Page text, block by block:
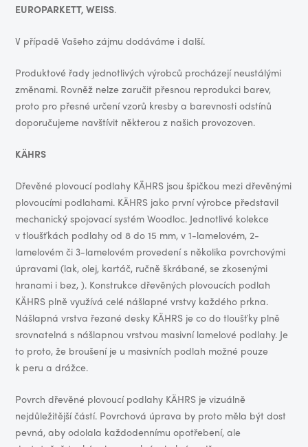
EUROPARKETT, WEISS.
V případě Vašeho zájmu dodáváme i další.
Produktové řady jednotlivých výrobců procházejí neustálými
změnami. Rovněž nelze zaručit přesnou reprodukci barev,
proto pro přesné určení vzorů kresby a barevnosti odstínů
doporučujeme navštívit některou z našich provozoven.
KÄHRS
Dřevěné plovoucí podlahy KÄHRS jsou špičkou mezi dřevěnými
plovoucími podlahami. KÄHRS jako první výrobce představil
mechanický spojovací systém Woodloc. Jednotlivé kolekce
v tloušťkách podlahy od 8 do 15 mm, v 1-lamelovém, 2-
lamelovém či 3-lamelovém provedení s několika povrchovými
úpravami (lak, olej, kartáč, ručně škrábané, se zkosenými
hranami i bez, ). Konstrukce dřevěných plovoucích podlah
KÄHRS plně využívá celé nášlapné vrstvy každého prkna.
Nášlapná vrstva řezané desky KÄHRS je co do tloušťky plně
srovnatelná s nášlapnou vrstvou masivní lamelové podlahy. Je
to proto, že broušení je u masivních podlah možné pouze
k peru a drážce.
Povrch dřevěné plovoucí podlahy KÄHRS je vizuálně
nejdůležitější částí. Povrchová úprava by proto měla být dost
pevná, aby odolala každodennímu opotřebení, ale